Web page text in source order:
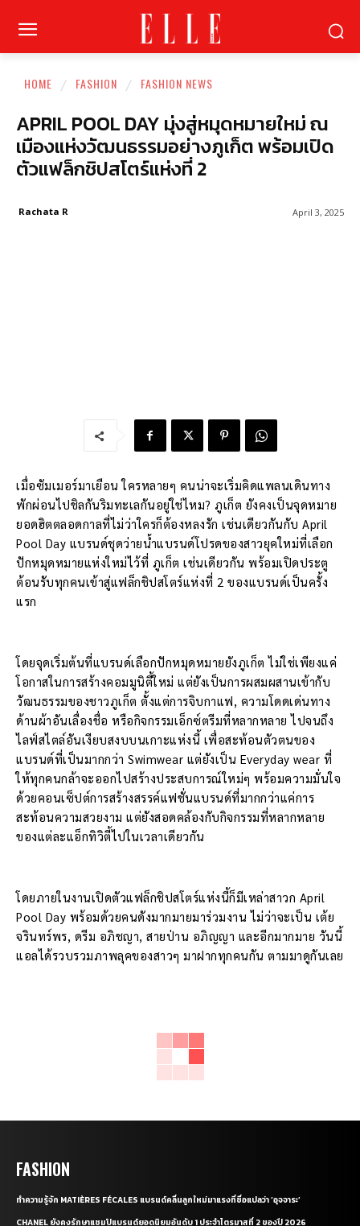
HOME FASHION FASHION NEWS
APRIL POOL DAY มุ่งสู่หมุดหมายใหม่ ณ
เมืองแห่งวัฒนธรรมอย่างภูเก็ต พร้อมเปิด
ตัวแฟล็กชิปสโตร์แห่งที่ 2
April 3, 2025
Rachata R
เมื่อซัมเมอร์มาเยือน ใครหลายๆ คนน่าจะเริ่มคิดแพลนเดินทาง
พักผ่อนไปชิลกันริมทะเลกันอยู่ใช่ไหม? ภูเก็ต ยังคงเป็นจุดหมาย
ยอดฮิตตลอดกาลที่ไม่ว่าใครก็ต้องหลงรัก เช่นเดียวกันกับ April
Pool Day แบรนด์ชุดว่ายน้ำแบรนด์โปรดของสาวยุคใหม่ที่เลือก
ปักหมุดหมายแห่งใหม่ไว้ที่ ภูเก็ต เช่นเดียวกัน พร้อมเปิดประตู
ต้อนรับทุกคนเข้าสู่แฟล็กชิปสโตร์แห่งที่ 2 ของแบรนด์เป็นครั้ง
แรก
โดยจุดเริ่มต้นที่แบรนด์เลือกปักหมุดหมายยังภูเก็ต ไม่ใช่เพียงแค่
โอกาสในการสร้างคอมมูนิตี้ใหม่ แต่ยังเป็นการผสมผสานเข้ากับ
วัฒนธรรมของชาวภูเก็ต ตั้งแต่การจิบกาแฟ, ความโดดเด่นทาง
ด้านผ้าอันเลื่องชื่อ หรือกิจกรรมเอ็กซ์ตรีมที่หลากหลาย ไปจนถึง
ไลฟ์สไตล์อันเงียบสงบบนเกาะแห่งนี้ เพื่อสะท้อนตัวตนของ
แบรนด์ที่เป็นมากกว่า Swimwear แต่ยังเป็น Everyday wear ที่
ให้ทุกคนกล้าจะออกไปสร้างประสบการณ์ใหม่ๆ พร้อมความมั่นใจ
ด้วยคอนเซ็ปต์การสร้างสรรค์แฟชั่นแบรนด์ที่มากกว่าแค่การ
สะท้อนความสวยงาม แต่ยังสอดคล้องกับกิจกรรมที่หลากหลาย
ของแต่ละแอ็กทิวิตี้ไปในเวลาเดียวกัน
โดยภายในงานเปิดตัวแฟล็กชิปสโตร์แห่งนี้ก็มีเหล่าสาวก April
Pool Day พร้อมด้วยคนดังมากมายมาร่วมงาน ไม่ว่าจะเป็น เต้ย
จรินทร์พร, ดรีม อภิชญา, สายป่าน อภิญญา และอีกมากมาย วันนี้
แอลได้รวบรวมภาพลุคของสาวๆ มาฝากทุกคนกัน ตามมาดูกันเลย
FASHION
ทำความรู้จัก MATIÈRES FÉCALES แบรนด์คลื่นลูกใหม่มาแรงที่ชื่อแปลว่า ‘อุจจาระ’
CHANEL ยังคงรักษาแชมป์แบรนด์ยอดนิยมอันดับ 1 ประจำไตรมาสที่ 2 ของปี 2026